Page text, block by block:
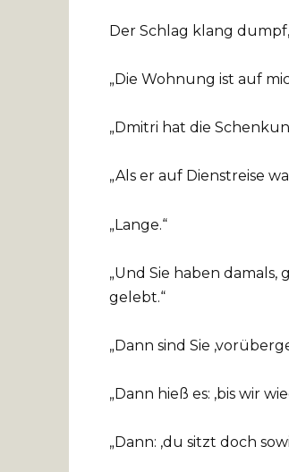
Der Schlag klang
„Die Wohnung ist auf
„Dmitri hat die
„Als er auf Dienstreise
„Lange.“
„Und Sie haben
gelebt.“
„Dann sind Sie
„Dann hieß es: ‚bis wir
„Dann: ‚du sitzt doch